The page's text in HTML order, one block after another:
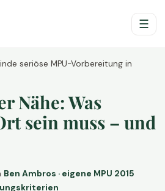
☰
seriöse MPU-Vorbereitung in
Nähe: Was
sein muss – und
Ben Ambros · eigene MPU 2015